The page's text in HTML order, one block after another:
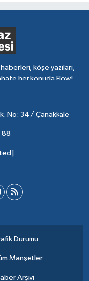
köşe yazıları,
her konuda Flow!
No: 34 / Çanakkale
88
Durumu
Manşetler
Arşivi